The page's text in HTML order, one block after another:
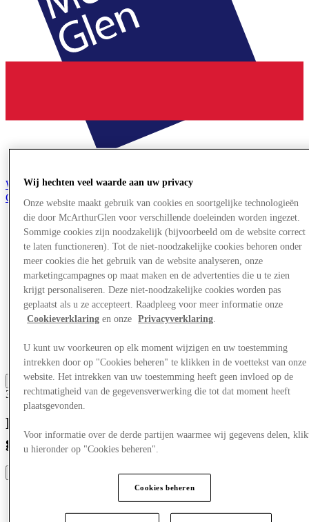
Word lid van de Club
Gered,
nl
Winkels
Aanbiedingen
Plan je bezoek
Wat is er aan
Eet & Drink
Cadeaubonnen
Diensten
Hoe was je dag?
30-10-25
Reizen & Sparen: Exclusieve
gastaanbiedingen
Wij hechten veel waarde aan uw privacy
Onze website maakt gebruik van cookies en soortgelijke technologieën
die door McArthurGlen voor verschillende doeleinden worden ingezet.
Sommige cookies zijn noodzakelijk (bijvoorbeeld om de website correct
te laten functioneren). Tot de niet-noodzakelijke cookies behoren onder
meer cookies die het gebruik van de website analyseren, onze
marketingcampagnes op maat maken en de advertenties die u te zien
krijgt personaliseren. Deze niet-noodzakelijke cookies worden pas
geplaatst als u ze accepteert. Raadpleeg voor meer informatie onze
Cookieverklaring en onze Privacyverklaring.
U kunt uw voorkeuren op elk moment wijzigen en uw toestemming
intrekken door op "Cookies beheren" te klikken in de voettekst van onze
website. Het intrekken van uw toestemming heeft geen invloed op de
rechtmatigheid van de gegevensverwerking die tot dat moment heeft
plaatsgevonden.
Voor informatie over de derde partijen waarmee wij gegevens delen,
u hieronder op "Cookies beheren".
Cookies beheren